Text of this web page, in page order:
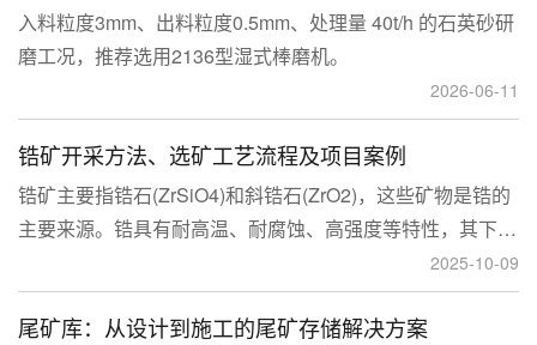
入料粒度3mm、出料粒度0.5mm、处理量 40t/h 的石英砂研
磨工况，推荐选用2136型湿式棒磨机。
2026-06-11
锆矿开采方法、选矿工艺流程及项目案例
锆矿主要指锆石(ZrSiO4)和斜锆石(ZrO2)，这些矿物是锆的
主要来源。锆具有耐高温、耐腐蚀、高强度等特性，其下游
应用涉及核工业、陶瓷、耐火材料、铸造、电子和化工等多
个领域，尤其在高性能陶瓷和锆基合金中的需求不断增长。
2025-10-09
尾矿库：从设计到施工的尾矿存储解决方案